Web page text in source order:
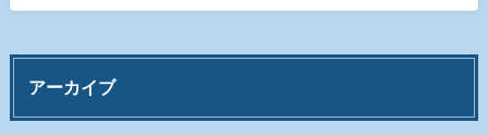
アーカイブ